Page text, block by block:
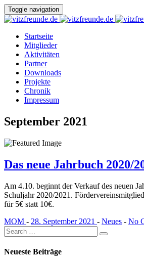
Toggle navigation
Startseite
Mitglieder
Aktivitäten
Partner
Downloads
Projekte
Chronik
Impressum
September 2021
Das neue Jahrbuch 2020/
Am 4.10. beginnt der Verkauf des neuen
Schuljahr 2020/2021.
für 5€ statt 10€.
MOM - 28. September 2021 - Neues - No
Neueste Beiträge